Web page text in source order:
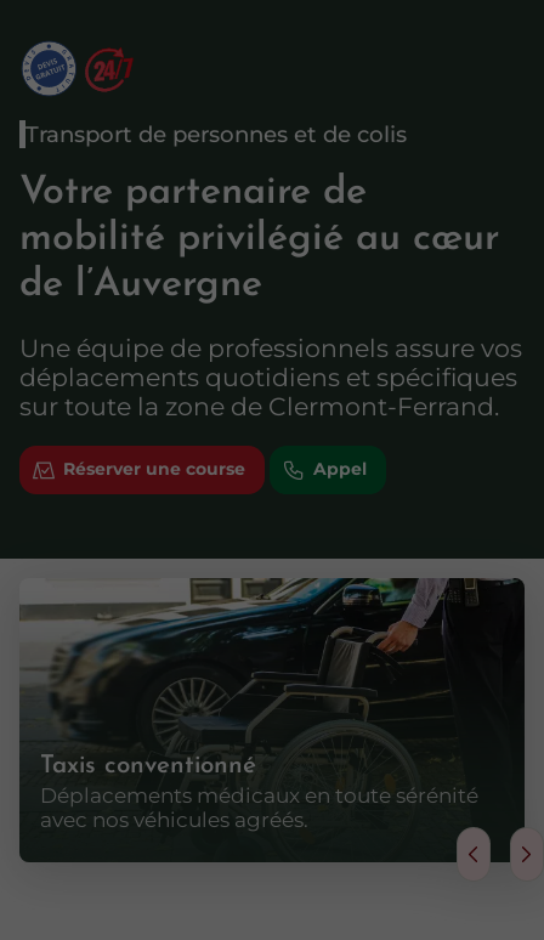
Transport de personnes et de colis
Votre partenaire de
mobilité privilégié au cœur
de l’Auvergne
Une équipe de professionnels assure vos
déplacements quotidiens et spécifiques
sur toute la zone de Clermont-Ferrand.
Réserver une course Appel
Taxis conventionné
Déplacements médicaux en toute sérénité
avec nos véhicules agréés.